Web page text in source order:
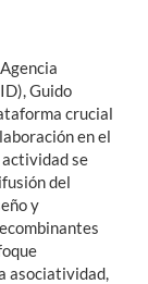
Guido
crucial
en el
se
del
y
asociatividad,